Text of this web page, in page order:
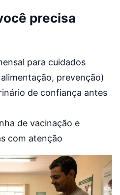
precisa
para cuidados
prevenção)
de confiança antes
de vacinação e
com atenção